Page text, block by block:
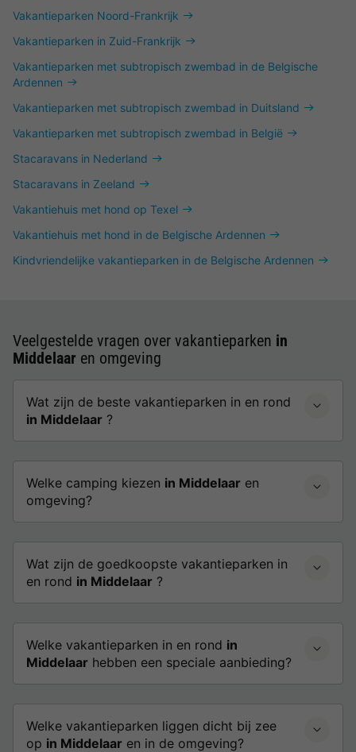
Vakantieparken Noord-Frankrijk
Vakantieparken in Zuid-Frankrijk
Vakantieparken met subtropisch zwembad in de Belgische
Ardennen
Vakantieparken met subtropisch zwembad in Duitsland
Vakantieparken met subtropisch zwembad in België
Stacaravans in Nederland
Stacaravans in Zeeland
Vakantiehuis met hond op Texel
Vakantiehuis met hond in de Belgische Ardennen
Kindvriendelijke vakantieparken in de Belgische Ardennen
Veelgestelde vragen over vakantieparken in
Middelaar en omgeving
Wat zijn de beste vakantieparken in en rond
in Middelaar ?
Welke camping kiezen in Middelaar en
omgeving?
Wat zijn de goedkoopste vakantieparken in
en rond in Middelaar ?
Welke vakantieparken in en rond in
Middelaar hebben een speciale aanbieding?
Welke vakantieparken liggen dicht bij zee
op in Middelaar en in de omgeving?